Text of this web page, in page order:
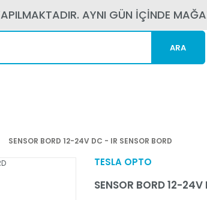
AYNI GÜN İÇİNDE
ARA
SENSOR BORD 12-24V DC - IR SENSOR BORD
TESLA OPTO
SENSOR BORD 12-24V